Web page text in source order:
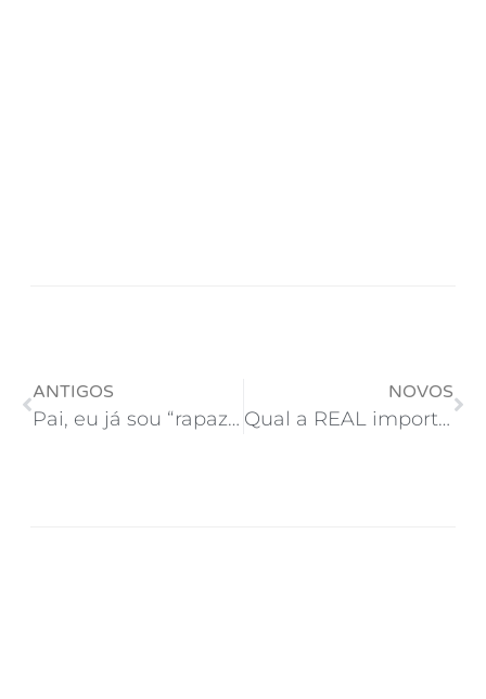
ANTIGOS
Pai, eu já sou “rapaz”, se lembra?
NOVOS
Qual a REAL importância se o Messi é AUTISTA ou não!?